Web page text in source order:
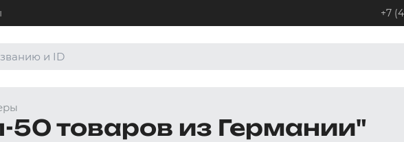
+7
Для абонентов из РФ,
50 товаров из Германии"